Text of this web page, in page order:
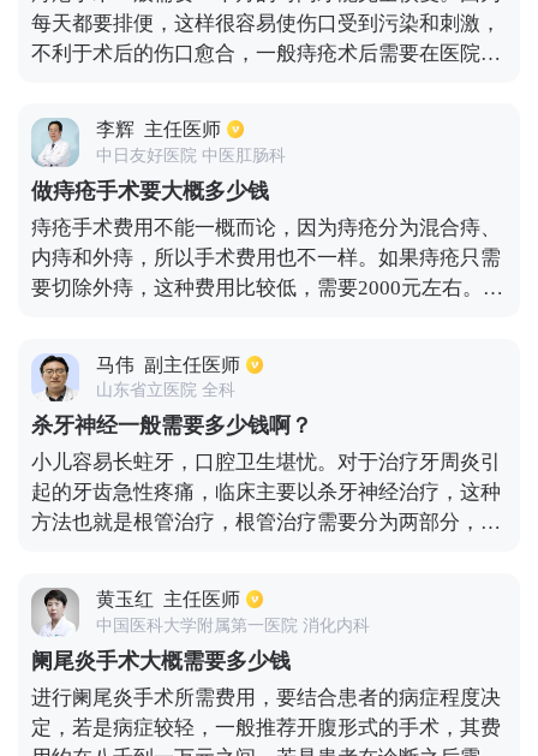
时间才会脱环，并且还会有一定的几率产生脓血。对
于吻合器包皮环切手术，手术的时间非常的短暂，手
复起来非常的快，从做完手术之后到恢复身体，也就
是两个星期左右吻合钉就会自动脱落了。
每天都要排便，这样很容易使伤口受到污染和刺激，
不利于术后的伤口愈合，一般痔疮术后需要在医院观
生。术后一个月内需要按时换药，常用的药物有普济
痔疮栓等，患者出院后也可以在家中自行换药。因为
术后7到10天痔核才会脱落，痔核脱落会引起痔下小
动脉破裂导致持续的出血，所以在这几天患者需要注
意是否有出血的问题。
李辉 主任医师
中日友好医院 中医肛肠科
做痔疮手术要大概多少钱
痔疮手术费用不能一概而论，因为痔疮分为混合痔、
内痔和外痔，所以手术费用也不一样。如果痔疮只需
要切除外痔，这种费用比较低，需要2000元左右。如
是外剥内扎混合痔，尤其是痔疮切除较多，手术创伤
较大时。术后应使用消肿止痛的药物。总费用约6000
元。如果痔疮主要表现为肛门肿瘤脱垂和环状脱垂，
PPH是本例最好的手术治疗方法，需要使用肛门直肠
吻合器。由于吻合器价格相对昂贵，需要2000多元，
因此整个PPH操作的操作成本约为9000~10000元。手
术费用也与医院的水平有关。如果医院的级别是三级
马伟 副主任医师
山东省立医院 全科
杀牙神经一般需要多少钱啊？
小儿容易长蛀牙，口腔卫生堪忧。对于治疗牙周炎引
起的牙齿急性疼痛，临床主要以杀牙神经治疗，这种
方法也就是根管治疗，根管治疗需要分为两部分，第
钙封住，第二部分就是将根管内的氢氧化钙冲洗干
净，用根管重填糊剂填充根管。根管治疗后的牙齿可
以做修复。进行一整套的根管治疗按照三甲医院的收
费标准，如果是前牙大概需要800，磨牙大概需要
1500，前磨牙大概需要1000。
黄玉红 主任医师
中国医科大学附属第一医院 消化内科
阑尾炎手术大概需要多少钱
进行阑尾炎手术所需费用，要结合患者的病症程度决
定，若是病症较轻，一般推荐开腹形式的手术，其费